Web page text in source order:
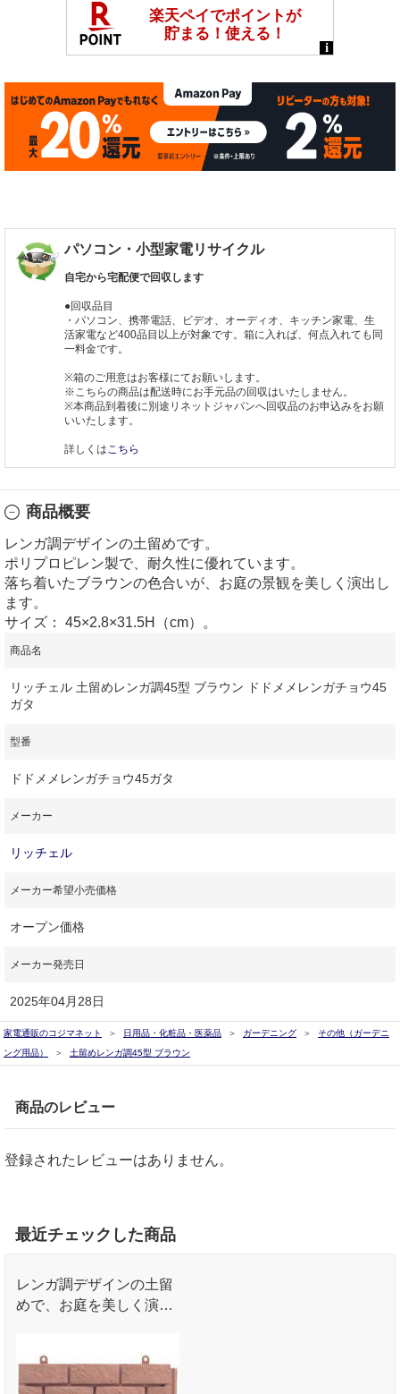
パソコン・小型家電リサイクル
自宅から宅配便で回収します
●回収品目
・パソコン、携帯電話、ビデオ、オーディオ、キッチン家電、生
活家電など400品目以上が対象です。箱に入れば、何点入れても同
一料金です。
※箱のご用意はお客様にてお願いします。
※こちらの商品は配送時にお手元品の回収はいたしません。
※本商品到着後に別途リネットジャパンへ回収品のお申込みをお願
いいたします。
詳しくは こちら
商品概要
レンガ調デザインの土留めです。
ポリプロピレン製で、耐久性に優れています。
落ち着いたブラウンの色合いが、お庭の景観を美しく演出し
ます。
サイズ： 45×2.8×31.5H（cm）。
商品名
リッチェル 土留めレンガ調45型 ブラウン ドドメメレンガチョウ45
ガタ
型番
ドドメメレンガチョウ45ガタ
メーカー
リッチェル
メーカー希望小売価格
オープン価格
メーカー発売日
2025年04月28日
家電通販のコジマネット 日用品・化粧品・医薬品 ガーデニング
その他（ガーデニ
ング用品）
土留めレンガ調45型 ブラウン
商品のレビュー
登録されたレビューはありません。
最近チェックした商品
レンガ調デザインの土留
めで、お庭を美しく演出